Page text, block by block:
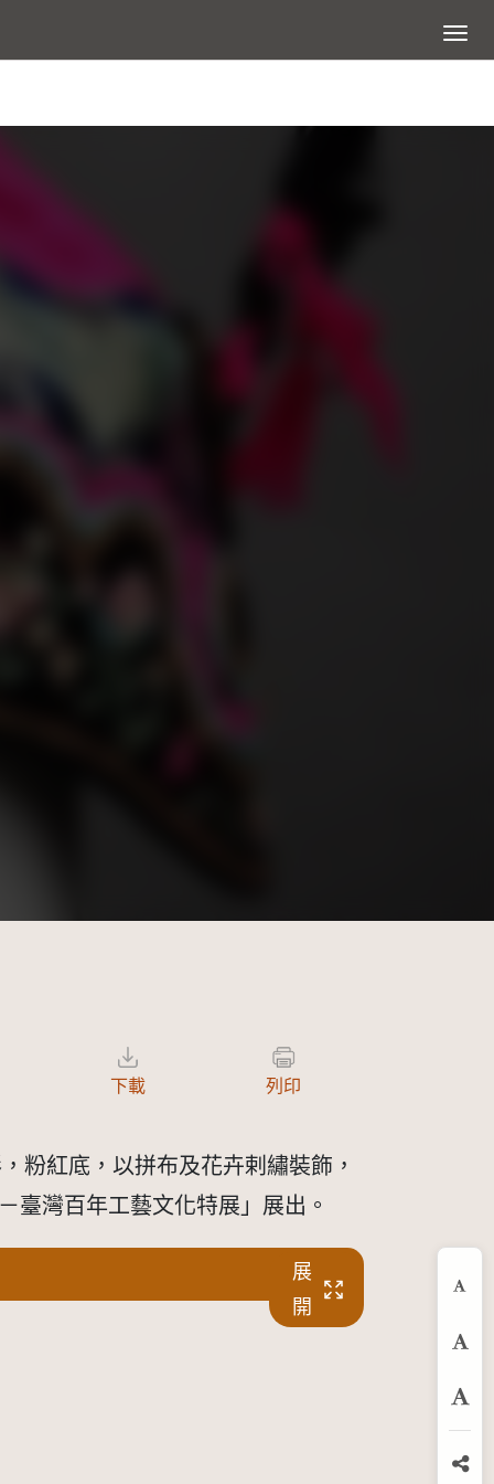
展開選
下載 列印
粉紅底，以拼布及花卉剌繡裝飾，
臺灣百年工藝文化特展」展出。
展
開
放